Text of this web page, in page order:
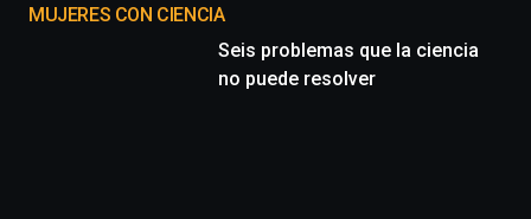
MUJERES CON CIENCIA
Seis problemas que la ciencia
no puede resolver